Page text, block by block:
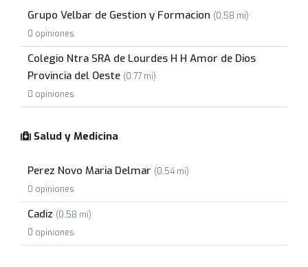
Grupo Velbar de Gestion y Formacion (0.58 mi)
0 opiniones
Colegio Ntra SRA de Lourdes H H Amor de Dios
Provincia del Oeste (0.77 mi)
0 opiniones
Salud y Medicina
Perez Novo Maria Delmar (0.54 mi)
0 opiniones
Cadiz (0.58 mi)
0 opiniones